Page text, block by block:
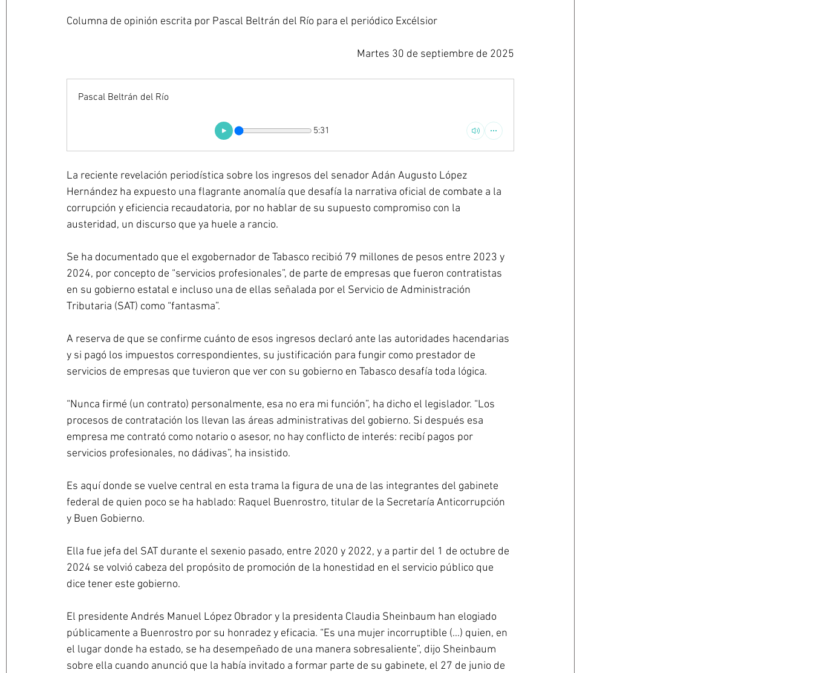
Columna de opinión escrita por ​Pascal Beltrán del Río para el periódico Excélsior
Martes 30 de septiembre de 2025
Pascal Beltrán del Río
5:31
La reciente revelación periodística sobre los ingresos del senador Adán Augusto López
Hernández ha expuesto una flagrante anomalía que desafía la narrativa oficial de combate a la
corrupción y eficiencia recaudatoria, por no hablar de su supuesto compromiso con la
austeridad, un discurso que ya huele a rancio.
Se ha documentado que el exgobernador de Tabasco recibió 79 millones de pesos entre 2023 y
2024, por concepto de “servicios profesionales”, de parte de empresas que fueron contratistas
en su gobierno estatal e incluso una de ellas señalada por el Servicio de Administración
Tributaria (SAT) como “fantasma”.
A reserva de que se confirme cuánto de esos ingresos declaró ante las autoridades hacendarias
y si pagó los impuestos correspondientes, su justificación para fungir como prestador de
servicios de empresas que tuvieron que ver con su gobierno en Tabasco desafía toda lógica.
“Nunca firmé (un contrato) personalmente, esa no era mi función”, ha dicho el legislador. “Los
procesos de contratación los llevan las áreas administrativas del gobierno. Si después esa
empresa me contrató como notario o asesor, no hay conflicto de interés: recibí pagos por
servicios profesionales, no dádivas”, ha insistido.
Es aquí donde se vuelve central en esta trama la figura de una de las integrantes del gabinete
federal de quien poco se ha hablado: Raquel Buenrostro, titular de la Secretaría Anticorrupción
y Buen Gobierno.
Ella fue jefa del SAT durante el sexenio pasado, entre 2020 y 2022, y a partir del 1 de octubre de
2024 se volvió cabeza del propósito de promoción de la honestidad en el servicio público que
dice tener este gobierno.
El presidente Andrés Manuel López Obrador y la presidenta Claudia Sheinbaum han elogiado
públicamente a Buenrostro por su honradez y eficacia. “Es una mujer incorruptible (…) quien, en
el lugar donde ha estado, se ha desempeñado de una manera sobresaliente”, dijo Sheinbaum
sobre ella cuando anunció que la había invitado a formar parte de su gabinete, el 27 de junio de